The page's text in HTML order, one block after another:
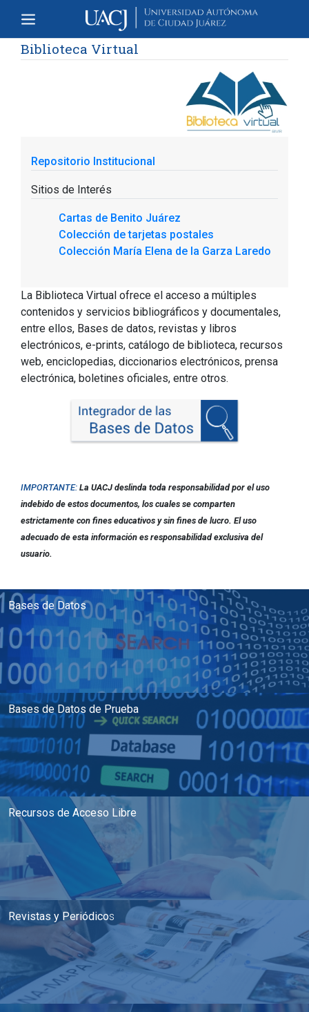
Biblioteca Virtual
Repositorio Institucional
Sitios de Interés
Cartas de Benito Juárez
Colección de tarjetas postales
Colección María Elena de la Garza Laredo
La Biblioteca Virtual ofrece el acceso a múltiples
contenidos y servicios bibliográficos y documentales,
entre ellos, Bases de datos, revistas y libros
electrónicos, e-prints, catálogo de biblioteca, recursos
web, enciclopedias, diccionarios electrónicos, prensa
electrónica, boletines oficiales, entre otros.
IMPORTANTE: La UACJ deslinda toda responsabilidad por el uso
indebido de estos documentos, los cuales se comparten
estrictamente con fines educativos y sin fines de lucro. El uso
adecuado de esta información es responsabilidad exclusiva del
usuario.​​​
Bases de Datos
Bases de Datos de Prueba
Recursos de Acceso Libre
Revistas y Periódicos